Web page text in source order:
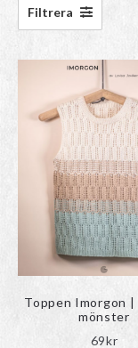
Filtrera
Toppen Imorgon
mönster
69kr